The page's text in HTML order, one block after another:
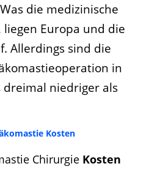
die medizinische
Europa und die
Allerdings sind die
in
dreimal niedriger als
Kosten
Chirurgie Kosten